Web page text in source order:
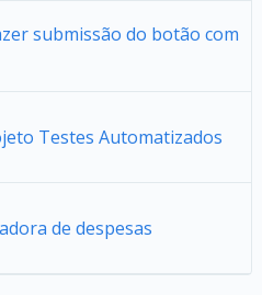
submissão do botão com
Testes Automatizados
de despesas